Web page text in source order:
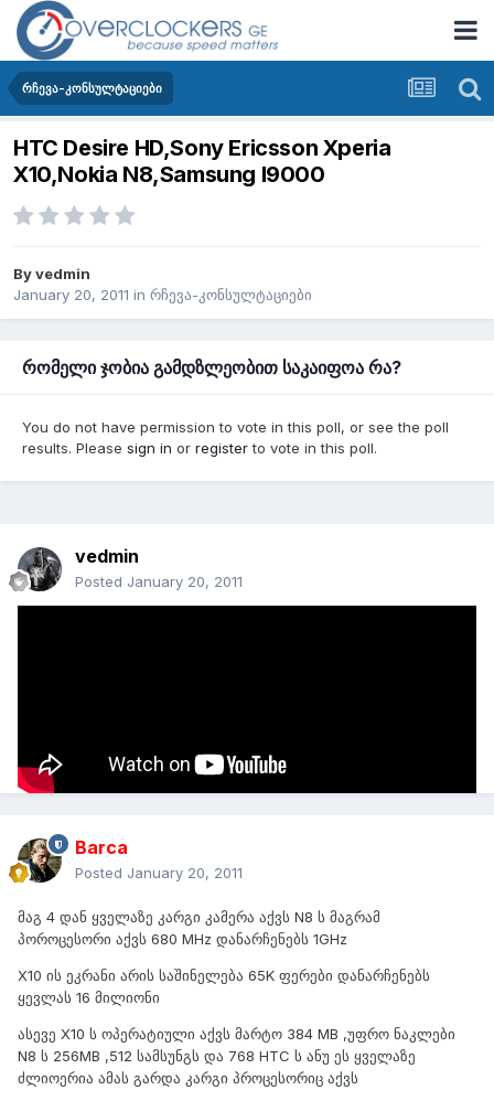
რჩევა-კონსულტაციები
HTC Desire HD,Sony Ericsson Xperia
X10,Nokia N8,Samsung I9000
Byvedmin
January 20, 2011 in რჩევა-კონსულტაციები
რომელი ჯობია გამდზლეობით საკაიფოა რა?
You do not have permission to vote in this poll, or see the poll
results. Please sign in or registerto vote in this poll.
vedmin
Posted January 20, 2011
Barca
Posted January 20, 2011
მაგ 4 დან ყველაზე კარგი კამერა აქვს N8 ს მაგრამ
პოროცესორი აქვს 680 MHz დანარჩენებს 1GHz
X10 ის ეკრანი არის საშინელება 65K ფერები დანარჩენებს
ყევლას 16 მილიონი
ასევე X10 ს ოპერატიული აქვს მარტო 384 MB ,უფრო ნაკლები
N8 ს 256MB ,512 სამსუნგს და 768 HTC ს ანუ ეს ყველაზე
ძლიოერია ამას გარდა კარგი პროცესორიც აქვს